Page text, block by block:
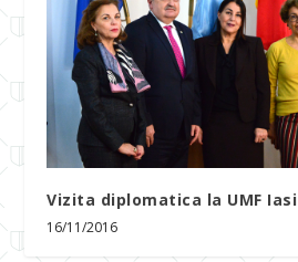
Vizita diplomatica la UMF Iasi
16/11/2016